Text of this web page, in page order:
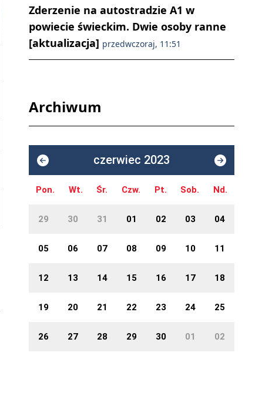
Zderzenie na autostradzie A1 w
powiecie świeckim. Dwie osoby ranne
[aktualizacja] przedwczoraj, 11:51
Archiwum
czerwiec 2023
Pon. Wt. Śr. Czw. Pt. Sob. Nd.
29 30 31 01 02 03 04
05 06 07 08 09 10 11
12 13 14 15 16 17 18
19 20 21 22 23 24 25
26 27 28 29 30 01 02